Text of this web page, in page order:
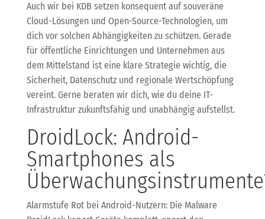
Auch wir bei KDB setzen konsequent auf souveräne
Cloud-Lösungen und Open-Source-Technologien, um
dich vor solchen Abhängigkeiten zu schützen. Gerade
für öffentliche Einrichtungen und Unternehmen aus
dem Mittelstand ist eine klare Strategie wichtig, die
Sicherheit, Datenschutz und regionale Wertschöpfung
vereint. Gerne beraten wir dich, wie du deine IT-
Infrastruktur zukunftsfähig und unabhängig aufstellst.
DroidLock: Android-
Smartphones als
Alarmstufe Rot bei Android-Nutzern: Die Malware